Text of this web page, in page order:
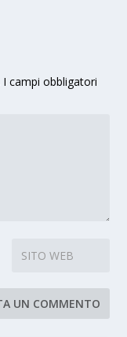
I campi obbligatori